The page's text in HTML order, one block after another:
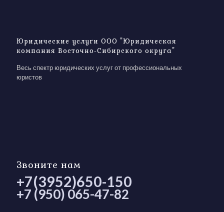
Юридические услуги ООО "Юридическая
компания Восточно-Сибирского округа"
Весь спектр юридических услуг от профессиональных
юристов
Звоните нам
+7(3952)650-150
+7 (950) 065-47-82